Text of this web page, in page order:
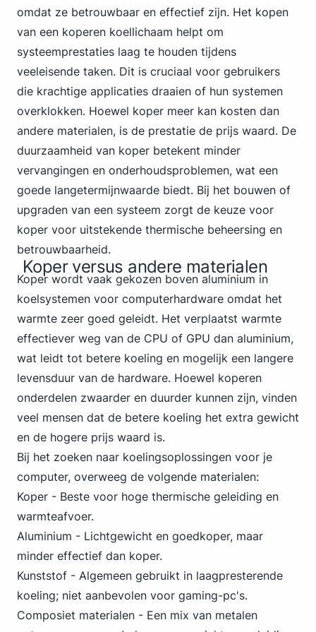
omdat ze betrouwbaar en effectief zijn. Het kopen
van een koperen koellichaam helpt om
systeemprestaties laag te houden tijdens
veeleisende taken. Dit is cruciaal voor gebruikers
die krachtige applicaties draaien of hun systemen
overklokken. Hoewel koper meer kan kosten dan
andere materialen, is de prestatie de prijs waard. De
duurzaamheid van koper betekent minder
vervangingen en onderhoudsproblemen, wat een
goede langetermijnwaarde biedt. Bij het bouwen of
upgraden van een systeem zorgt de keuze voor
koper voor uitstekende thermische beheersing en
betrouwbaarheid.
Koper versus andere materialen
Koper wordt vaak gekozen boven aluminium in
koelsystemen voor computerhardware omdat het
warmte zeer goed geleidt. Het verplaatst warmte
effectiever weg van de CPU of GPU dan aluminium,
wat leidt tot betere koeling en mogelijk een langere
levensduur van de hardware. Hoewel koperen
onderdelen zwaarder en duurder kunnen zijn, vinden
veel mensen dat de betere koeling het extra gewicht
en de hogere prijs waard is.
Bij het zoeken naar koelingsoplossingen voor je
computer, overweeg de volgende materialen:
Koper - Beste voor hoge thermische geleiding en
warmteafvoer.
Aluminium - Lichtgewicht en goedkoper, maar
minder effectief dan koper.
Kunststof - Algemeen gebruikt in laagpresterende
koeling; niet aanbevolen voor gaming-pc's.
Composiet materialen - Een mix van metalen